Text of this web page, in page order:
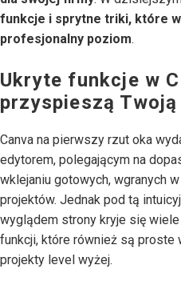
funkcje i sprytne triki, które
profesjonalny poziom.
Ukryte funkcje w
przyspieszą
Canva na pierwszy rzut oka
edytorem, polegającym na
wklejaniu gotowych, wgranych
projektów. Jednak pod tą
wyglądem strony kryje się
funkcji, które również są proste
projekty level wyżej.